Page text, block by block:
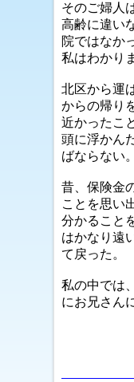
そのご婦人
高齢に違い
院ではなか
私はわかり
北区から運
からの帰り
近かったこ
頭に浮かん
ばならない
昔、保険金
ことを思い
分かること
はかなり遠
て戻った。
私の中では
にお兄さん